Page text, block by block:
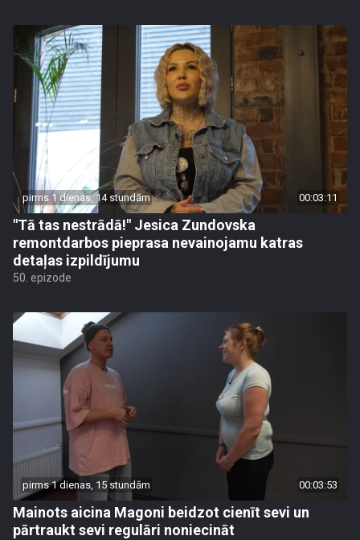
pirms 1 dienas, 14 stundām 00:03:11
"Tā tas nestrādā!" Jesica Zundovska
remontdarbos pieprasa nevainojamu katras
detaļas izpildījumu
50. epizode
pirms 1 dienas, 15 stundām 00:03:53
Mainots aicina Magoni beidzot cienīt sevi un
pārtraukt sevi regulāri noniecināt